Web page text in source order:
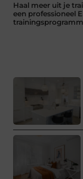
Haal meer uit je
een professioneel